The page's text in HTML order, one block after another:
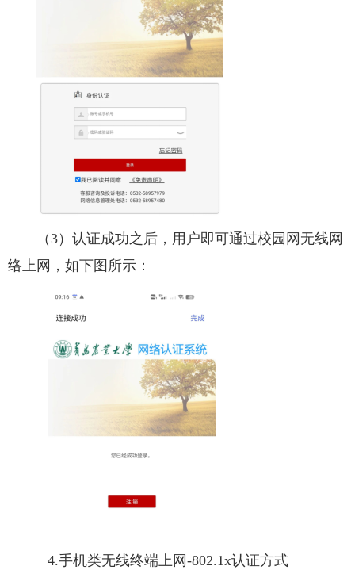
（3）认证成功之后，用户即可通过校园网无线网
络上网，如下图所示：
4.手机类无线终端上网-802.1x认证方式